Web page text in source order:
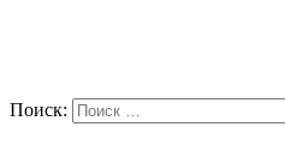
Поиск: